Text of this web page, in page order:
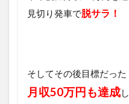
見切り発車で脱サラ！
そしてその後目標だった
月収50万円 も達成